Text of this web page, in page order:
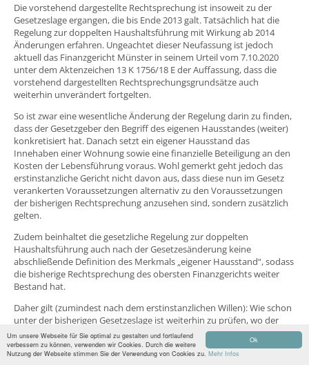
Ok
Um unsere Webseite für Sie optimal zu gestalten und fortlaufend
verbessern zu können, verwenden wir Cookies. Durch die weitere
Nutzung der Webseite stimmen Sie der Verwendung von Cookies zu. Mehr Infos
Die vorstehend dargestellte Rechtsprechung ist insoweit zu der
Gesetzeslage ergangen, die bis Ende 2013 galt. Tatsächlich hat die
Regelung zur doppelten Haushaltsführung mit Wirkung ab 2014
Änderungen erfahren. Ungeachtet dieser Neufassung ist jedoch
aktuell das Finanzgericht Münster in seinem Urteil vom 7.10.2020
unter dem Aktenzeichen 13 K 1756/18 E der Auffassung, dass die
vorstehend dargestellten Rechtsprechungsgrundsätze auch
weiterhin unverändert fortgelten.
So ist zwar eine wesentliche Änderung der Regelung darin zu finden,
dass der Gesetzgeber den Begriff des eigenen Hausstandes (weiter)
konkretisiert hat. Danach setzt ein eigener Hausstand das
Innehaben einer Wohnung sowie eine finanzielle Beteiligung an den
Kosten der Lebensführung voraus. Wohl gemerkt geht jedoch das
erstinstanzliche Gericht nicht davon aus, dass diese nun im Gesetz
verankerten Voraussetzungen alternativ zu den Voraussetzungen
der bisherigen Rechtsprechung anzusehen sind, sondern zusätzlich
gelten.
Zudem beinhaltet die gesetzliche Regelung zur doppelten
Haushaltsführung auch nach der Gesetzesänderung keine
abschließende Definition des Merkmals „eigener Hausstand“, sodass
die bisherige Rechtsprechung des obersten Finanzgerichts weiter
Bestand hat.
Daher gilt (zumindest nach dem erstinstanzlichen Willen): Wie schon
unter der bisherigen Gesetzeslage ist weiterhin zu prüfen, wo der
Steuerpflichtige seinen Lebensmittelpunkt hat und ob er an diesem
Ort tatsächlich einen eigenen Hausstand unterhält oder lediglich in
einem fremden Hausstand eingegliedert ist. Sofern nämlich auf die